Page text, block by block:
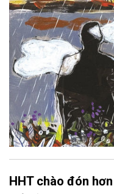
HHT chào đón